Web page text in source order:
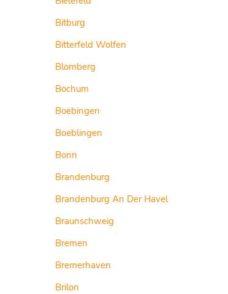
Bitburg
Bitterfeld Wolfen
Blomberg
Bochum
Boebingen
Boeblingen
Bonn
Brandenburg
Brandenburg An Der Havel
Braunschweig
Bremen
Bremerhaven
Brilon